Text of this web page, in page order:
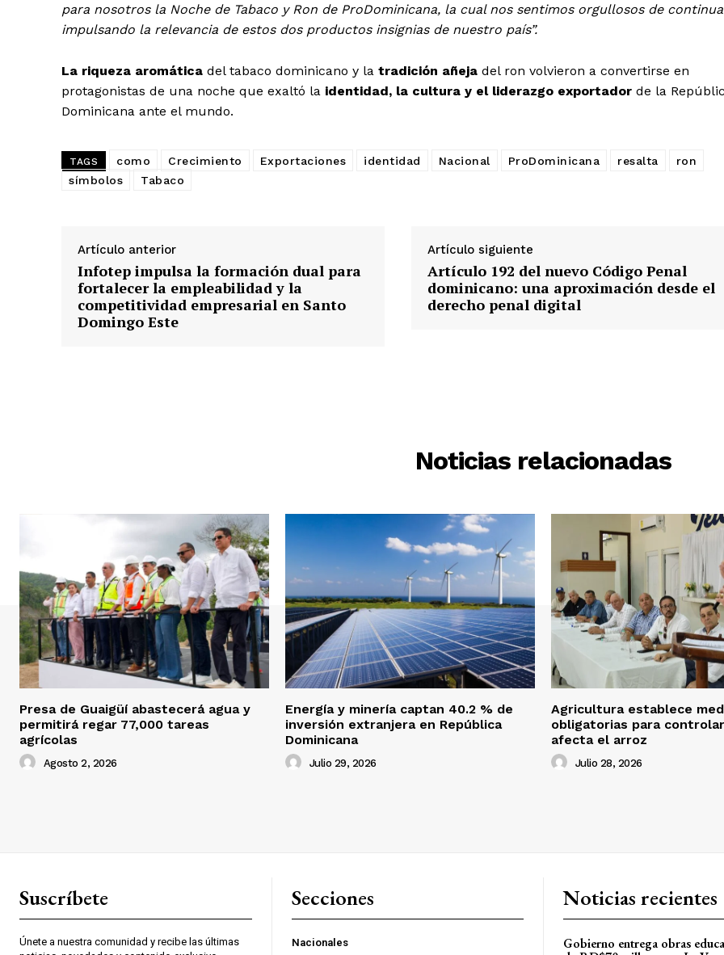
para nosotros la Noche de Tabaco y Ron de ProDominicana, la cual nos sentimos orgullosos de
impulsando la relevancia de estos dos productos insignias de nuestro país”.
La riqueza aromática del tabaco dominicano y la tradición añeja del ron volvieron a convertirse en
protagonistas de una noche que exaltó la identidad, la cultura y el liderazgo exportador de la
Dominicana ante el mundo.
TAGS como Crecimiento Exportaciones identidad Nacional ProDominicana resalta
ron
símbolos
Tabaco
Artículo anterior
Infotep impulsa la formación dual para
fortalecer la empleabilidad y la
competitividad empresarial en Santo
Domingo Este
Artículo siguiente
Artículo 192 del nuevo Código Penal
dominicano: una aproximación desde el
derecho penal digital
Noticias relacionadas
Presa de Guaigüí abastecerá agua y
permitirá regar 77,000 tareas
agrícolas
Agosto 2, 2026
Energía y minería captan 40.2 % de
inversión extranjera en República
Dominicana
Julio 29, 2026
Agricultura establece
obligatorias para
afecta el arroz
Julio 28, 2026
Suscríbete
Únete a nuestra comunidad y recibe las últimas
Secciones
Nacionales
Noticias recientes
Gobierno entrega obras